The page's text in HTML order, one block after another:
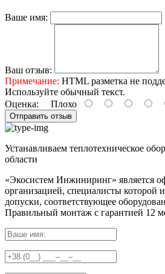
Ваше имя:
Ваш отзыв:
Примечание: HTML разметка не
Используйте обычный текст.
Оценка: Плохо
Отправить отзыв
Устанавливаем теплотехническое
области
«Экосистем Инжиниринг» является
организацией, специалисты которой
допуски, соответствующее
Правильный монтаж с гарантией 12